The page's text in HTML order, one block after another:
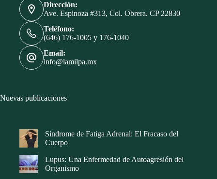
Dirección:
Ave. Espinoza #313, Col. Obrera. CP 22830
Teléfono:
(646) 176-1005 y 176-1040
Email:
info@lamilpa.mx
Nuevas publicaciones
Síndrome de Fatiga Adrenal: El Fracaso del
Cuerpo
Lupus: Una Enfermedad de Autoagresión del
Organismo